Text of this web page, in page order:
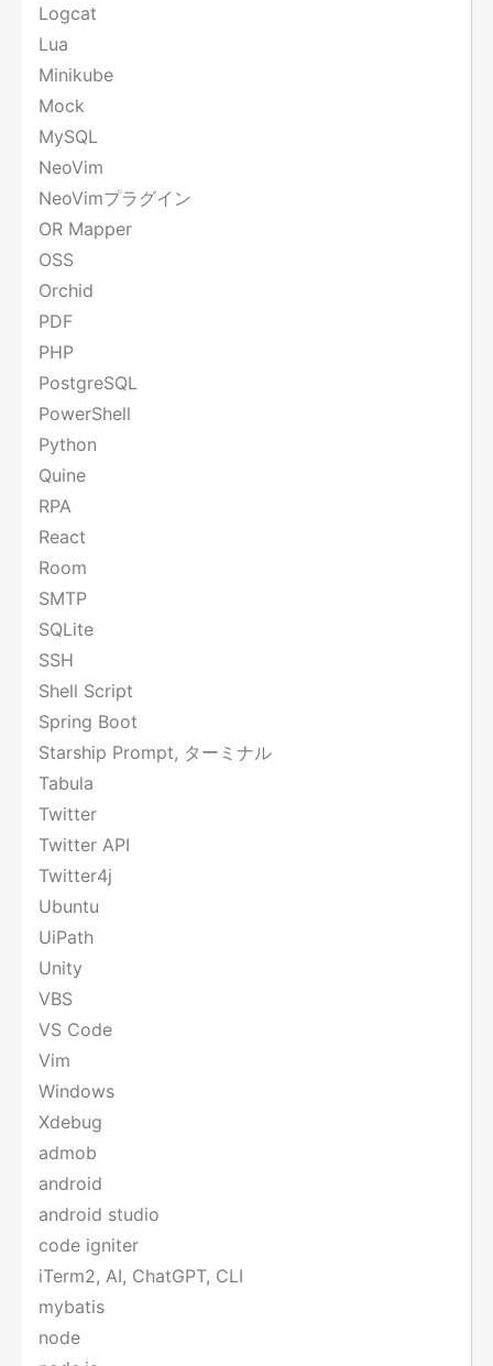
Logcat
Lua
Minikube
Mock
MySQL
NeoVim
NeoVimプラグイン
OR Mapper
OSS
Orchid
PDF
PHP
PostgreSQL
PowerShell
Python
Quine
RPA
React
Room
SMTP
SQLite
SSH
Shell Script
Spring Boot
Starship Prompt, ターミナル
Tabula
Twitter
Twitter API
Twitter4j
Ubuntu
UiPath
Unity
VBS
VS Code
Vim
Windows
Xdebug
admob
android
android studio
code igniter
iTerm2, AI, ChatGPT, CLI
mybatis
node